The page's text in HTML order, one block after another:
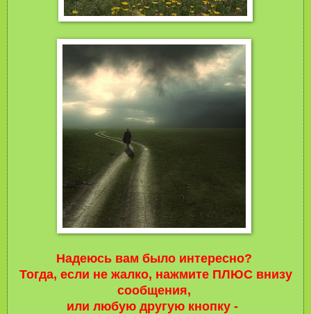
Надеюсь вам было интересно?
Тогда, если не жалко, нажмитеПЛЮС внизу
сообщения,
или любую другую кнопку -